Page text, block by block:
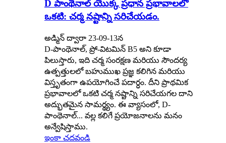
D పాంథెనాల్ యొక్క ప్రధాన ప్రభావాలలో
ఒకటి: చర్మ నష్టాన్ని సరిచేయడం.
అడ్మిన్ ద్వారా 23-09-13న
D-పాంథెనాల్, ప్రో-విటమిన్ B5 అని కూడా
పిలుస్తారు, ఇది చర్మ సంరక్షణ మరియు సౌందర్య
ఉత్పత్తులలో బహుముఖ ప్రజ్ఞ కలిగిన మరియు
విస్తృతంగా ఉపయోగించే పదార్ధం. దీని ప్రాథమిక
ప్రభావాలలో ఒకటి చర్మ నష్టాన్ని సరిచేయగల దాని
అద్భుతమైన సామర్థ్యం. ఈ వ్యాసంలో, D-
పాంథెనాల్... వల్ల కలిగే ప్రయోజనాలను మనం
అన్వేషిస్తాము.
ఇంకా చదవండి